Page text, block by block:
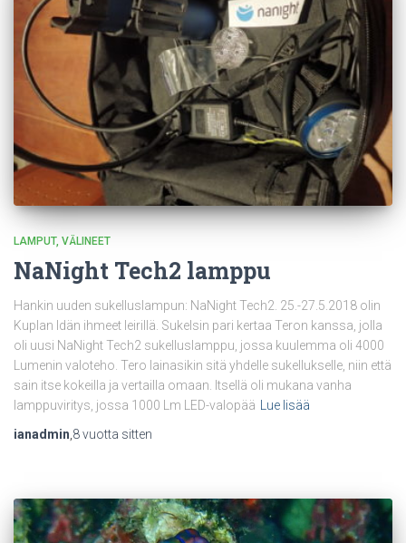
LAMPUT VÄLINEET
NaNight Tech2 lamppu
Hankin uuden sukelluslampun: NaNight Tech2. 25.-27.5.2018 olin
Kuplan Idän ihmeet leirillä. Sukelsin pari kertaa Teron kanssa, jolla
oli uusi NaNight Tech2 sukelluslamppu, jossa kuulemma oli 4000
Lumenin valoteho. Tero lainasikin sitä yhdelle sukellukselle, niin että
sain itse kokeilla ja vertailla omaan. Itsellä oli mukana vanha
lamppuviritys, jossa 1000 Lm LED-valopää
Lue lisää
ianadmin 8 vuotta sitten